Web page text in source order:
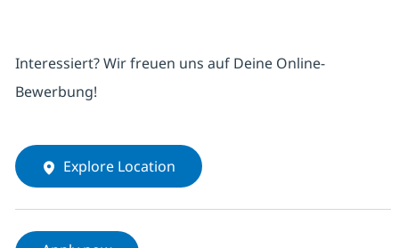
Interessiert? Wir freuen uns auf Deine Online-
Bewerbung!
Explore Location